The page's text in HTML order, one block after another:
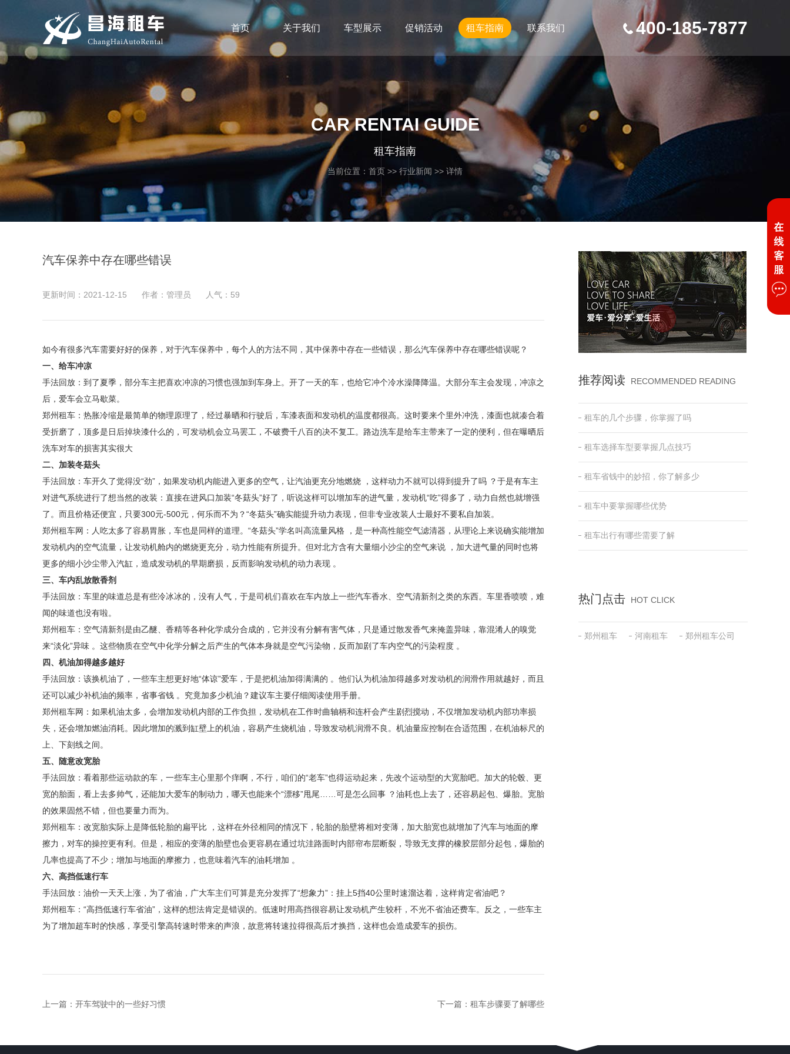
首页 关于我们 车型展示 促销活动 租车指南 联系我们 400-185-7877
CAR RENTAI GUIDE
租车指南
当前位置： 首页 >> 行业新闻 >> 详情
汽车保养中存在哪些错误
更新时间：2021-12-15 作者：管理员 人气： 59
如今有很多汽车需要好好的保养，对于汽车保养中，每个人的方法不同，其中保养中存在一些错误，那么汽车保养中存在哪些错误呢？
一、给车冲凉
手法回放：到了夏季，部分车主把喜欢冲凉的习惯也强加到车身上。开了一天的车，也给它冲个冷水澡降降温。大部分车主会发现，冲凉之
后，爱车会立马歇菜。
郑州租车：热胀冷缩是最简单的物理原理了，经过暴晒和行驶后，车漆表面和发动机的温度都很高。这时要来个里外冲洗，漆面也就凑合着
受折磨了，顶多是日后掉块漆什么的，可发动机会立马罢工，不破费千八百的决不复工。路边洗车是给车主带来了一定的便利，但在曝晒后
洗车对车的损害其实很大
二、加装冬菇头
手法回放：车开久了觉得没“劲”，如果发动机内能进入更多的空气，让汽油更充分地燃烧 ，这样动力不就可以得到提升了吗 ？于是有车主
对进气系统进行了想当然的改装：直接在进风口加装“冬菇头”好了，听说这样可以增加车的进气量，发动机“吃”得多了，动力自然也就增强
了。而且价格还便宜，只要300元-500元，何乐而不为？“冬菇头”确实能提升动力表现，但非专业改装人士最好不要私自加装。
郑州租车网：人吃太多了容易胃胀，车也是同样的道理。“冬菇头”学名叫高流量风格 ，是一种高性能空气滤清器，从理论上来说确实能增加
发动机内的空气流量，让发动机舱内的燃烧更充分，动力性能有所提升。但对北方含有大量细小沙尘的空气来说 ，加大进气量的同时也将
更多的细小沙尘带入汽缸，造成发动机的早期磨损，反而影响发动机的动力表现 。
三、车内乱放散香剂
手法回放：车里的味道总是有些冷冰冰的，没有人气，于是司机们喜欢在车内放上一些汽车香水、空气清新剂之类的东西。车里香喷喷，难
闻的味道也没有啦。
郑州租车：空气清新剂是由乙醚、香精等各种化学成分合成的，它并没有分解有害气体，只是通过散发香气来掩盖异味，靠混淆人的嗅觉
来“淡化”异味 。这些物质在空气中化学分解之后产生的气体本身就是空气污染物，反而加剧了车内空气的污染程度 。
四、机油加得越多越好
手法回放：该换机油了，一些车主想更好地“体谅”爱车，于是把机油加得满满的 。他们认为机油加得越多对发动机的润滑作用就越好，而且
还可以减少补机油的频率，省事省钱 。究竟加多少机油？建议车主要仔细阅读使用手册。
郑州租车网：如果机油太多，会增加发动机内部的工作负担，发动机在工作时曲轴柄和连杆会产生剧烈搅动，不仅增加发动机内部功率损
失，还会增加燃油消耗。因此增加的溅到缸壁上的机油，容易产生烧机油，导致发动机润滑不良。机油量应控制在合适范围，在机油标尺的
上、下刻线之间。
五、随意改宽胎
手法回放：看着那些运动款的车，一些车主心里那个痒啊，不行，咱们的“老车”也得运动起来，先改个运动型的大宽胎吧。加大的轮毂、更
宽的胎面，看上去多帅气，还能加大爱车的制动力，哪天也能来个“漂移”甩尾……可是怎么回事 ？油耗也上去了，还容易起包、爆胎。宽胎
的效果固然不错，但也要量力而为。
郑州租车：改宽胎实际上是降低轮胎的扁平比 ，这样在外径相同的情况下，轮胎的胎壁将相对变薄，加大胎宽也就增加了汽车与地面的摩
擦力，对车的操控更有利。但是，相应的变薄的胎壁也会更容易在通过坑洼路面时内部帘布层断裂，导致无支撑的橡胶层部分起包，爆胎的
几率也提高了不少；增加与地面的摩擦力，也意味着汽车的油耗增加 。
六、高挡低速行车
手法回放：油价一天天上涨，为了省油，广大车主们可算是充分发挥了“想象力”：挂上5挡40公里时速溜达着，这样肯定省油吧？
郑州租车：“高挡低速行车省油”，这样的想法肯定是错误的。低速时用高挡很容易让发动机产生较杆，不光不省油还费车。反之，一些车主
为了增加超车时的快感，享受引擎高转速时带来的声浪，故意将转速拉得很高后才换挡，这样也会造成爱车的损伤。
上一篇： 开车驾驶中的一些好习惯 下一篇： 租车步骤要了解哪些
推荐阅读 RECOMMENDED READING
租车的几个步骤，你掌握了吗
租车选择车型要掌握几点技巧
租车省钱中的妙招，你了解多少
租车中要掌握哪些优势
租车出行有哪些需要了解
热门点击 HOT CLICK
郑州租车 河南租车 郑州租车公司